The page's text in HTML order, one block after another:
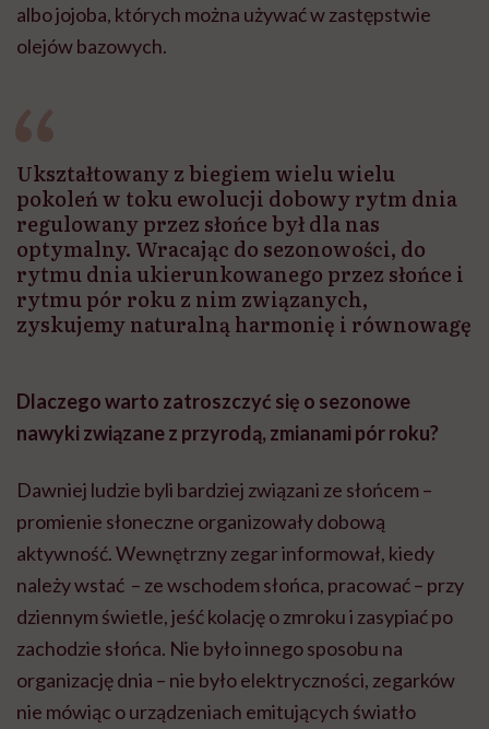
albo jojoba, których można używać w zastępstwie
olejów bazowych.
Ukształtowany z biegiem wielu wielu
pokoleń w toku ewolucji dobowy rytm dnia
regulowany przez słońce był dla nas
optymalny. Wracając do sezonowości, do
rytmu dnia ukierunkowanego przez słońce i
rytmu pór roku z nim związanych,
zyskujemy naturalną harmonię i równowagę
Dlaczego warto zatroszczyć się o sezonowe
nawyki związane z przyrodą, zmianami pór roku?
Dawniej ludzie byli bardziej związani ze słońcem –
promienie słoneczne organizowały dobową
aktywność. Wewnętrzny zegar informował, kiedy
należy wstać – ze wschodem słońca, pracować – przy
dziennym świetle, jeść kolację o zmroku i zasypiać po
zachodzie słońca. Nie było innego sposobu na
organizację dnia – nie było elektryczności, zegarków
nie mówiąc o urządzeniach emitujących światło